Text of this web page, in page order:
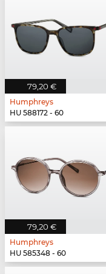
79,20 €
Humphreys
HU 588172 - 60
79,20 €
Humphreys
HU 585348 - 60